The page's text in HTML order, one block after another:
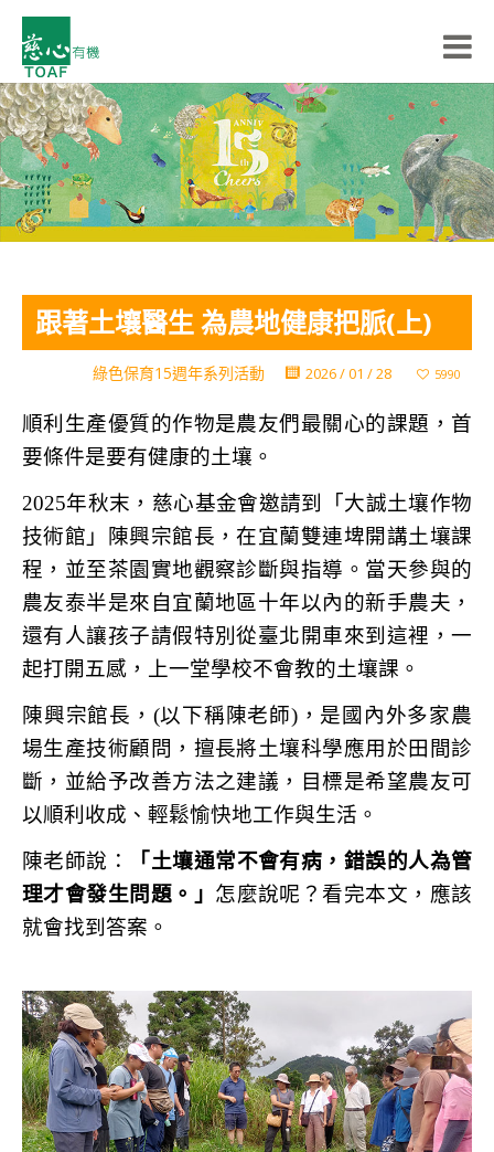
跟著土壤醫生 為農地健康把脈(上)
綠色保育15週年系列活動 2026 / 01 / 28 5990
順利生產優質的作物是農友們最關心的課題，首
要條件是要有健康的土壤。
2025年秋末，慈心基金會邀請到「大誠土壤作物
技術館」陳興宗館長，在宜蘭雙連埤開講土壤課
程，並至茶園實地觀察診斷與指導。當天參與的
農友泰半是來自宜蘭地區十年以內的新手農夫，
還有人讓孩子請假特別從臺北開車來到這裡，一
起打開五感，上一堂學校不會教的土壤課。
陳興宗館長，(以下稱陳老師)，是國內外多家農
場生產技術顧問，擅長將土壤科學應用於田間診
斷，並給予改善方法之建議，目標是希望農友可
以順利收成、輕鬆愉快地工作與生活。
陳老師說：
「土壤通常不會有病，錯誤的人為管
理才會發生問題。」 怎麼說呢？看完本文，應該
就會找到答案。